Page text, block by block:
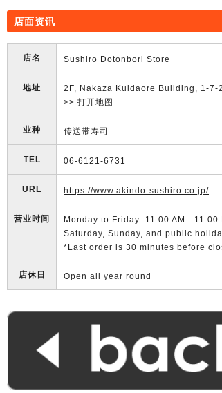
店面资讯
店名 Sushiro Dotonbori Store
地址
2F, Nakaza Kuidaore Building, 1-
>> 打开地图
业种 传送带寿司
TEL 06-6121-6731
URL https://www.akindo-sushiro.co.jp/
营业时间
Monday to Friday: 11:00 AM - 11:00
Saturday, Sunday, and public
*Last order is 30 minutes before
店休日 Open all year round